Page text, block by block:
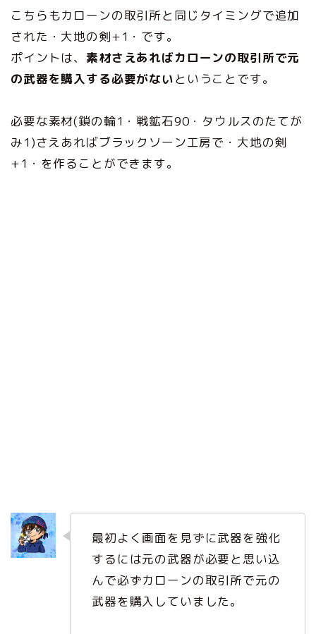
こちらもカローンの取引所と同じタイミングで追加
された・大地の剣+1・です。
ポイントは、素材さえあればカローンの取引所で元
の武器を購入する必要がないということです。
必要な素材(鎖の輪1・戦鉱石90・タウルスのたてが
み1)さえあればブラックソーン工房で・大地の剣
+1・を作ることができます。
最初よく画面を見ずに武器を強化
するには元の武器が必要と思い込
んで必ずカローンの取引所で元の
武器を購入していました。